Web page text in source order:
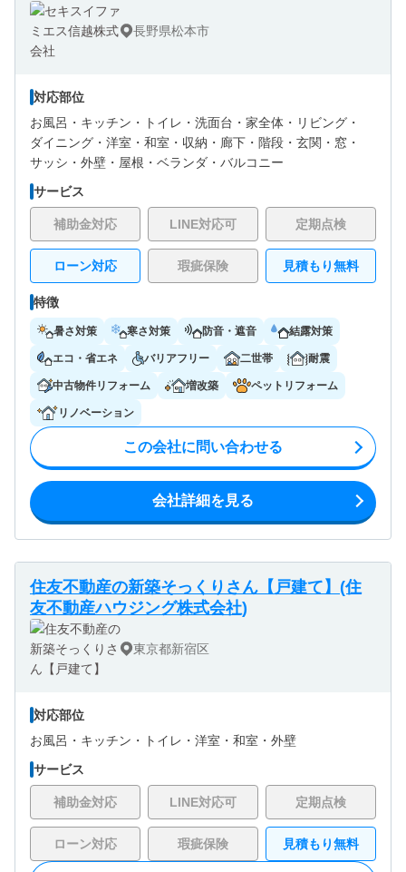
長野県松本市
対応部位
お風呂・ キッチン・ トイレ・ 洗面台・ 家全体・ リビング・
ダイニング・ 洋室・ 和室・ 収納・ 廊下・ 階段・ 玄関・ 窓・
サッシ・ 外壁・ 屋根・ ベランダ・バルコニー
サービス
補助金対応 LINE対応可 定期点検
ローン対応 瑕疵保険 見積もり無料
特徴
暑さ対策 寒さ対策 防音・遮音 結露対策
エコ・省エネ バリアフリー 二世帯 耐震
中古物件リフォーム 増改築 ペットリフォーム
リノベーション
この会社に問い合わせる
会社詳細を見る
住友不動産の新築そっくりさん【戸建て】(住
友不動産ハウジング株式会社)
東京都新宿区
対応部位
お風呂・ キッチン・ トイレ・ 洋室・ 和室・ 外壁
サービス
補助金対応 LINE対応可 定期点検
ローン対応 瑕疵保険 見積もり無料